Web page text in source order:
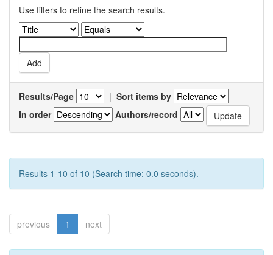
Use filters to refine the search results.
Results/Page | Sort items by
In order
Authors/record
Results 1-10 of 10 (Search time: 0.0 seconds).
previous 1 next